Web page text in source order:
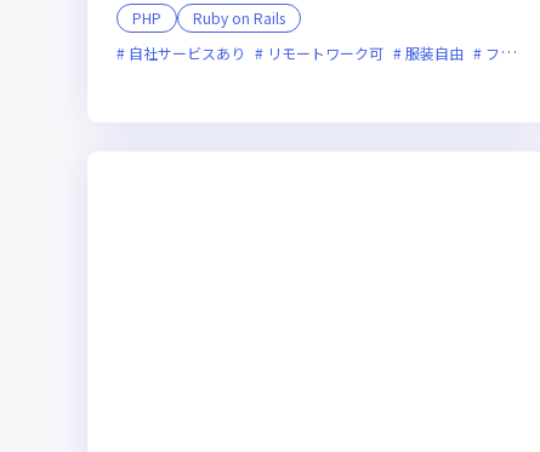
PHP
Ruby on Rails
自社サービスあり
リモートワーク可 服装自由 フレックス制度あり